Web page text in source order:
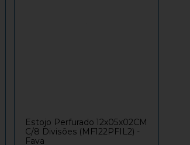
Estojo Perfurado 12x05x02CM
C/8 Divisões (MF122PFIL2) -
Fava